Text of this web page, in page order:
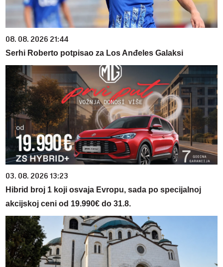
08. 08. 2026 21:44
Serhi Roberto potpisao za Los Anđeles Galaksi
03. 08. 2026 13:23
Hibrid broj 1 koji osvaja Evropu, sada po specijalnoj
akcijskoj ceni od 19.990€ do 31.8.